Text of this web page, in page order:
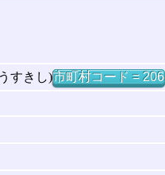
すきし)市町村コード = 206